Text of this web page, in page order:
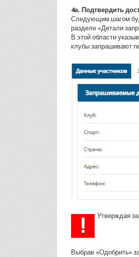
4а. Подтвердить
Следующим шагом
разделе «Детали
В этой области
клубы запрашивают
Утверждая
Выбрав «Одобрить»